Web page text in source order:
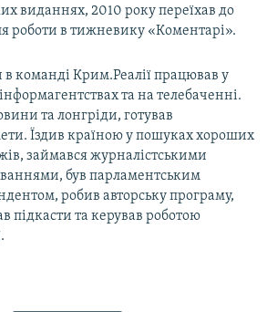
виданнях, 2010 року переїхав до
роботи в тижневику «Коментарі».
в команді Крим.Реалії працював у
та на телебаченні.
та лонгріди, готував
Їздив країною у пошуках хороших
займався журналістськими
був парламентським
робив авторську програму,
підкасти та керував роботою